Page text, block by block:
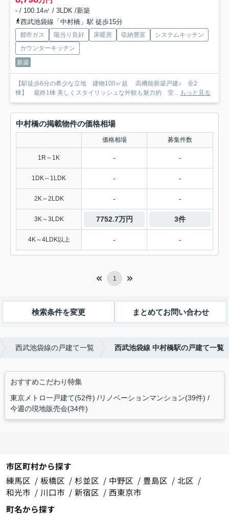
- / 100.14㎡ / 3LDK /新築
西武池袋線「中村橋」駅 徒歩15分
都市ガス 陽当り良好 床暖房 収納豊富
システムキッチン
カウンターキッチン
新築
【駅徒歩6分の希少な立地 建物100㎡超 高機能新築戸建♪ 全2
棟】 最終1棟 美しくスタイリッシュな外観も魅力的 堂... もっと見る
中村橋の掲載物件の価格相場
価格相場 募集件数
1R～1K - -
1DK～1LDK - -
2K～2LDK - -
3K～3LDK 7752.7万円 3件
4K～4LDK以上 - -
1
検索条件を変更 まとめてお問い合わせ
西武池袋線の戸建て一覧 西武池袋線 中村橋駅の戸建て一覧
おすすめこだわり特集
東京メトロ一戸建て(52件) リノベーションマンション(39件)
今週の現地販売会(34件)
市区町村から探す
練馬区
板橋区 杉並区 中野区 豊島区
北区
和光市
川口市 新宿区
西東京市
町名から探す